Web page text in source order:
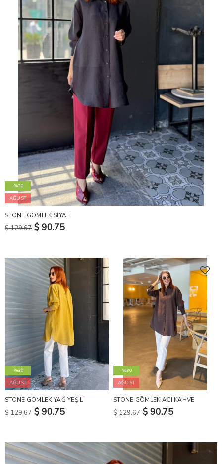
-%30
AĞUST
STONE GÖMLEK SİYAH
$ 129.67 $ 90.75
-%30
AĞUST
STONE GÖMLEK YAĞ YEŞİLİ
$ 129.67 $ 90.75
-%30
AĞUST
STONE GÖMLEK ACI KAHVE
$ 129.67 $ 90.75